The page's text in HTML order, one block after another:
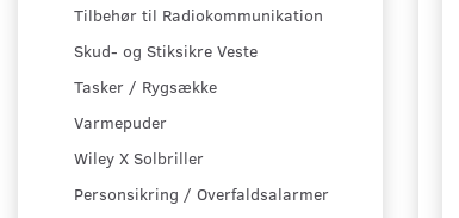
Tilbehør til Radiokommunikation
Skud- og Stiksikre Veste
Tasker / Rygsække
Varmepuder
Wiley X Solbriller
Personsikring / Overfaldsalarmer